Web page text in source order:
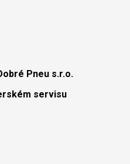
Pneu s.r.o.
servisu